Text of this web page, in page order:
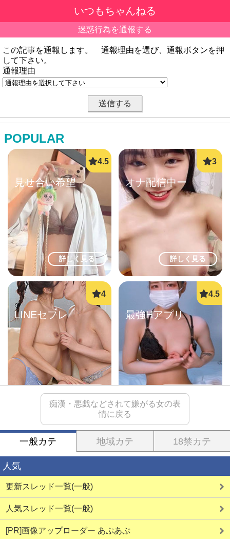
いつもちゃんねる
迷惑行為を通報する
この記事を通報します。 通報理由を選び、通報ボタンを押
して下さい。
通報理由
POPULAR
詳しく見る
見せ合い希望
詳しく見る
オナ配信中ー
LINEセフレ 最強Hアプリ
ご近所即ヤリ ママ活初心者
痴漢・悪戯などされて嫌がる女の表
情に戻る
一般カテ 地域カテ 18禁カテ
人気
更新スレッド一覧(一般)
人気スレッド一覧(一般)
[PR]画像アップローダー あぷあぷ